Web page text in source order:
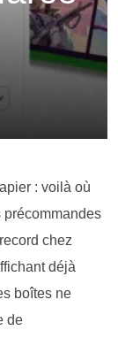
: voilà où
précommandes
chez
déjà
boîtes ne
de